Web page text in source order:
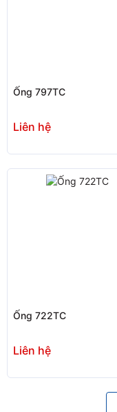
Ống 797TC
Liên hệ
Ống 722TC
Liên hệ